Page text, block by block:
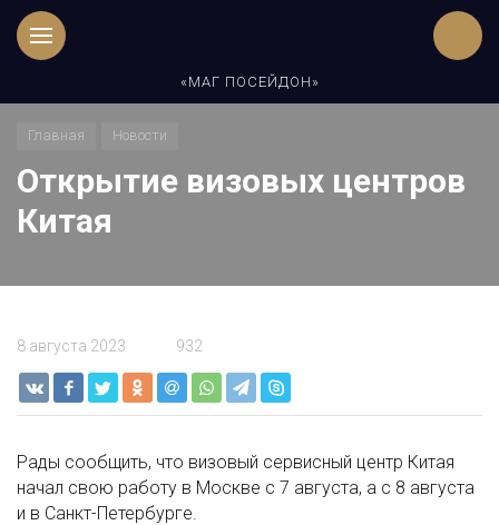
«МАГ ПОСЕЙДОН»
Главная Новости
Открытие визовых центров
Китая
8 августа 2023 932
Рады сообщить, что визовый сервисный центр Китая
начал свою работу в Москве с 7 августа, а с 8 августа
и в Санкт-Петербурге.